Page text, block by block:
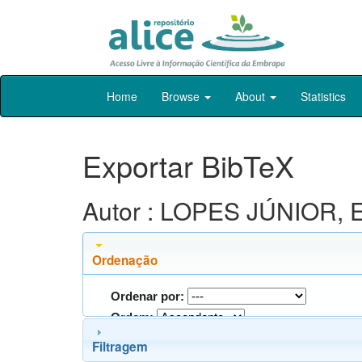
Skip
Home Browse About Statistics
Exportar BibTeX
Autor : LOPES JÚNIOR,
Ordenação
Ordenar por:
Ordem:
Filtragem